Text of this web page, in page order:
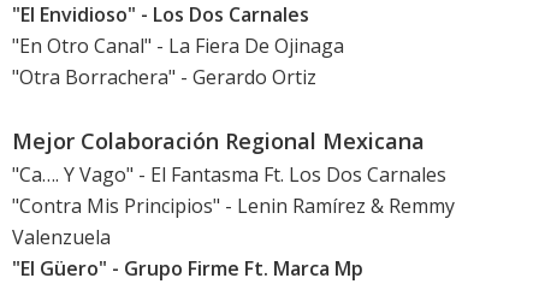
"El Envidioso" - Los Dos Carnales
"En Otro Canal" - La Fiera De Ojinaga
"Otra Borrachera" - Gerardo Ortiz
Mejor Colaboración Regional Mexicana
"Ca…. Y Vago" - El Fantasma Ft. Los Dos Carnales
"Contra Mis Principios" - Lenin Ramírez & Remmy
Valenzuela
"El Güero" - Grupo Firme Ft. Marca Mp